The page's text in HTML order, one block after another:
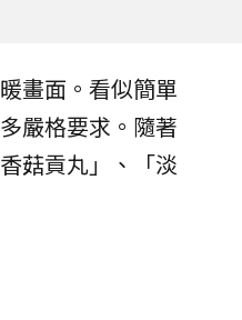
畫面。看似簡單
嚴格要求。隨著
菇貢丸」、「淡